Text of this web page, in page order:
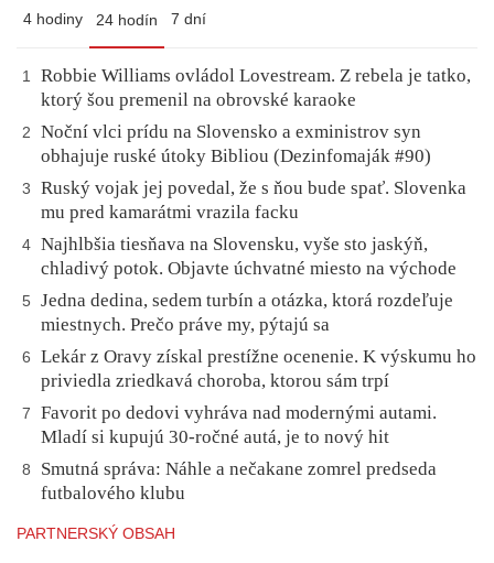
4 hodiny 24 hodín 7 dní
1
Robbie Williams ovládol Lovestream. Z rebela je tatko,
ktorý šou premenil na obrovské karaoke
2
Noční vlci prídu na Slovensko a exministrov syn
obhajuje ruské útoky Bibliou (Dezinfomaják #90)
3
Ruský vojak jej povedal, že s ňou bude spať. Slovenka
mu pred kamarátmi vrazila facku
4 Najhlbšia tiesňava na Slovensku, vyše sto jaskýň,
chladivý potok. Objavte úchvatné miesto na východe
5
Jedna dedina, sedem turbín a otázka, ktorá rozdeľuje
miestnych. Prečo práve my, pýtajú sa
6
Lekár z Oravy získal prestížne ocenenie. K výskumu ho
priviedla zriedkavá choroba, ktorou sám trpí
7
Favorit po dedovi vyhráva nad modernými autami.
Mladí si kupujú 30-ročné autá, je to nový hit
8
Smutná správa: Náhle a nečakane zomrel predseda
futbalového klubu
PARTNERSKÝ OBSAH